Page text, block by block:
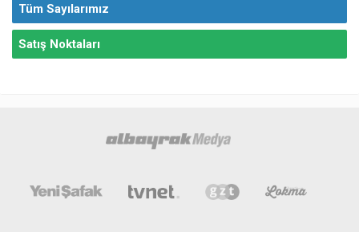
Tüm Sayılarımız
Satış Noktaları